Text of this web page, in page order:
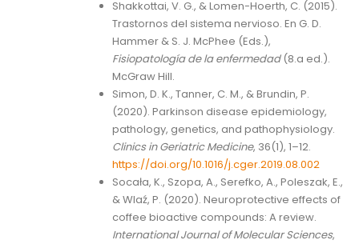
Shakkottai, V. G., & Lomen-Hoerth, C. (2015).
Trastornos del sistema nervioso. En G. D.
Hammer & S. J. McPhee (Eds.),
Fisiopatología de la enfermedad(8.a ed.).
McGraw Hill.
Simon, D. K., Tanner, C. M., & Brundin, P.
(2020). Parkinson disease epidemiology,
pathology, genetics, and pathophysiology.
Clinics in Geriatric Medicine, 36(1), 1–12.
https://doi.org/10.1016/j.cger.2019.08.002
Socała, K., Szopa, A., Serefko, A., Poleszak, E.,
& Wlaź, P. (2020). Neuroprotective effects of
coffee bioactive compounds: A review.
International Journal of Molecular Sciences,